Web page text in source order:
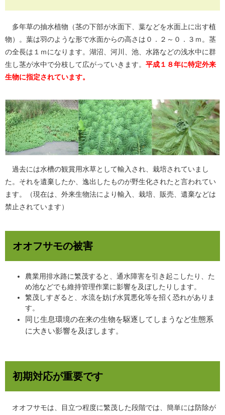
多年草の抽水植物（茎の下部が水面下、葉などを水面上に出す植
物）。葉は羽のような形で水面からの高さは０．２～０．３ｍ。茎
の全長は１ｍになります。湖沼、河川、池、水路などの浅水中に群
生し茎が水中で分枝して広がっていきます。 平成１８年に特定外来
生物に指定されています。
過去には水槽の観賞用水草として輸入され、栽培されていまし
た。それを遺棄したか、逸出したものが野生化されたと言われてい
ます。（現在は、外来生物法により輸入、栽培、販売、遺棄などは
禁止されています）
オオフサモの被害
農業用排水路に繁茂すると、通水障害を引き起こしたり、た
め池などでも維持管理作業に影響を及ぼしたりします。
繁茂しすぎると、水流を妨げ水質悪化等を招く恐れがありま
す。
同じ生息環境の在来の生物を駆逐してしまうなど生態系
に大きい影響を及ぼします。
初期対応が重要です
オオフサモは、目立つ程度に繁茂した段階では、簡単には防除が